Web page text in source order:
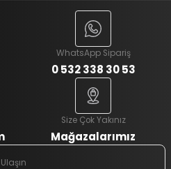
WhatsApp Sipariş
0 532 338 30 53
Size Çok Yakınız
Mağazalarımız